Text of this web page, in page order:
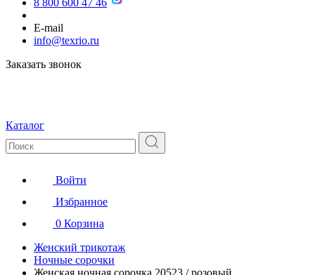
8 800 600 47 46
E-mail
info@texrio.ru
Заказать звонок
Каталог
Войти
Избранное
0 Корзина
Женский трикотаж
Ночные сорочки
Женская ночная сорочка 20523 / розовый